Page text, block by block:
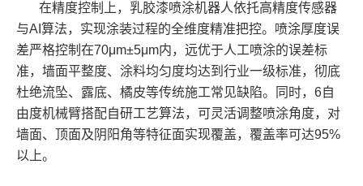
在精度控制上，乳胶漆喷涂机器人依托高精度传感器
与AI算法，实现涂装过程的全维度精准把控。喷涂厚度误
差严格控制在70μm±5μm内，远优于人工喷涂的误差标
准，墙面平整度、涂料均匀度均达到行业一级标准，彻底
杜绝流坠、露底、橘皮等传统施工常见缺陷。同时，6自
由度机械臂搭配自研工艺算法，可灵活调整喷涂角度，对
墙面、顶面及阴阳角等特征面实现覆盖，覆盖率可达95%
以上。